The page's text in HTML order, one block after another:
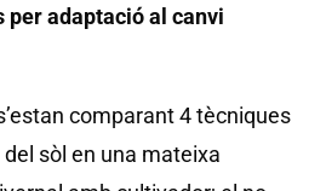
adaptació al canvi
comparant 4 tècniques
sòl en una mateixa